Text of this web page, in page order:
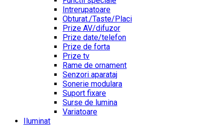
Intrerupatoare
Obturat./Taste/Placi
Prize AV/difuzor
Prize date/telefon
Prize de forta
Prize tv
Rame de ornament
Senzori aparataj
Sonerie modulara
Suport fixare
Surse de lumina
Variatoare
Iluminat